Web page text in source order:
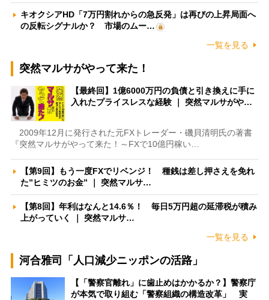
キオクシアHD「7万円割れからの急反発」は再びの上昇局面へ
の反転シグナルか？ 市場のムー…
一覧を見る
突然マルサがやって来た！
【最終回】1億6000万円の負債と引き換えに手に
入れたプライスレスな経験 ｜ 突然マルサがや…
2009年12月に発行された元FXトレーダー・磯貝清明氏の著書
『突然マルサがやって来た！～FXで10億円稼い…
【第9回】もう一度FXでリベンジ！ 種銭は差し押さえを免れ
た”ヒミツのお金” ｜ 突然マルサ…
【第8回】年利はなんと14.6％！ 毎日5万円超の延滞税が積み
上がっていく ｜ 突然マルサ…
一覧を見る
河合雅司「人口減少ニッポンの活路」
【「警察官離れ」に歯止めはかかるか？】警察庁
が本気で取り組む「警察組織の構造改革」 実